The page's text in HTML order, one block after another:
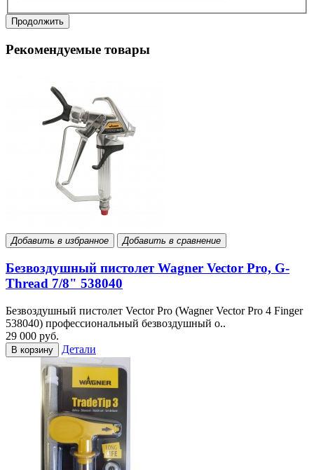
Продолжить
Рекомендуемые товары
Добавить в избранное Добавить в сравнение
Безвоздушный пистолет Wagner Vector Pro, G-
Thread 7/8" 538040
Безвоздушный пистолет Vector Pro (Wagner Vector Pro 4 Finger
538040) профессиональный безвоздушный о..
29 000 руб.
В корзину Детали